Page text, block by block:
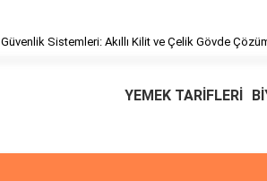
Güvenlik Sistemleri: Akıllı Kilit ve Çelik Gövde
YEMEK TARİFLERİ